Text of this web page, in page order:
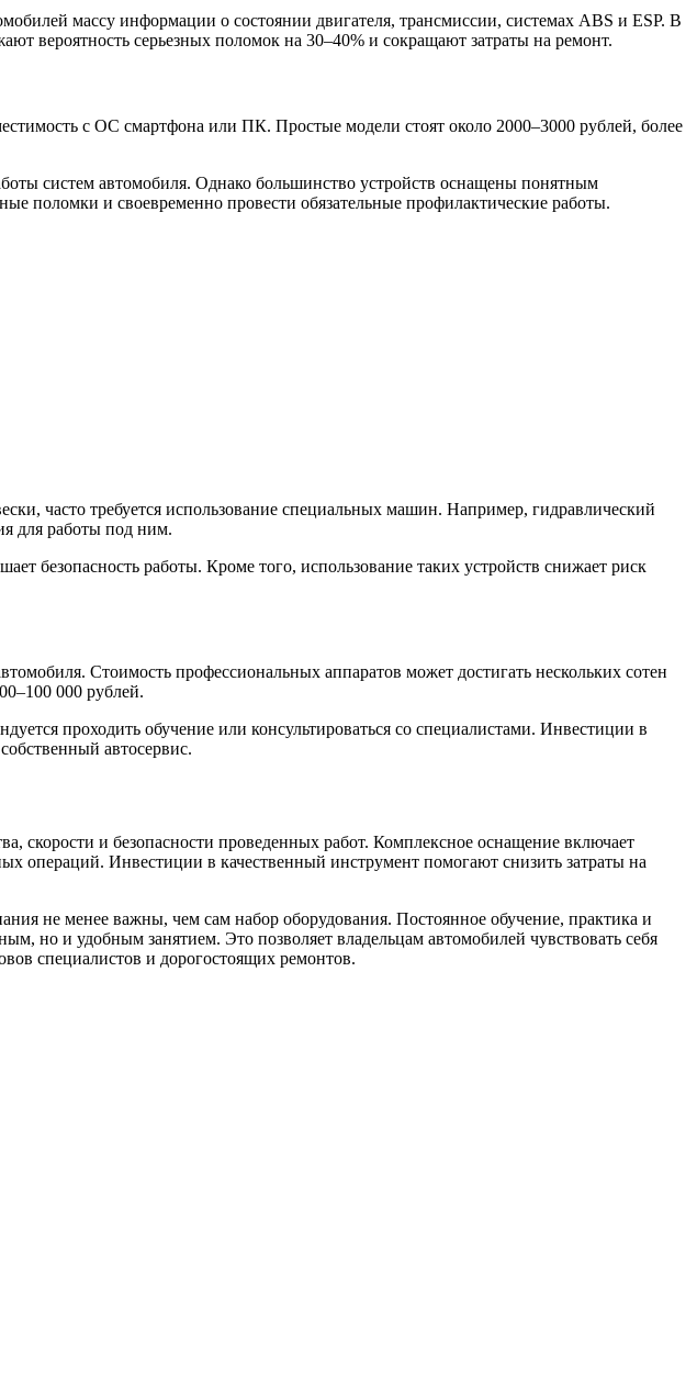
массу информации о состоянии двигателя, трансмиссии, системах ABS и ESP. В
вероятность серьезных поломок на 30–40% и сокращают затраты на ремонт.
с ОС смартфона или ПК. Простые модели стоят около 2000–3000 рублей, более
систем автомобиля. Однако большинство устройств оснащены понятным
поломки и своевременно провести обязательные профилактические работы.
часто требуется использование специальных машин. Например, гидравлический
для работы под ним.
безопасность работы. Кроме того, использование таких устройств снижает риск
Стоимость профессиональных аппаратов может достигать нескольких сотен
000 рублей.
проходить обучение или консультироваться со специалистами. Инвестиции в
автосервис.
скорости и безопасности проведенных работ. Комплексное оснащение включает
операций. Инвестиции в качественный инструмент помогают снизить затраты на
не менее важны, чем сам набор оборудования. Постоянное обучение, практика и
но и удобным занятием. Это позволяет владельцам автомобилей чувствовать себя
специалистов и дорогостоящих ремонтов.